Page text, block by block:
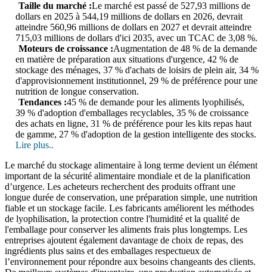
Taille du marché :Le marché est passé de 527,93 millions de
dollars en 2025 à 544,19 millions de dollars en 2026, devrait
atteindre 560,96 millions de dollars en 2027 et devrait atteindre
715,03 millions de dollars d'ici 2035, avec un TCAC de 3,08 %.
Moteurs de croissance :Augmentation de 48 % de la demande
en matière de préparation aux situations d'urgence, 42 % de
stockage des ménages, 37 % d'achats de loisirs de plein air, 34 %
d'approvisionnement institutionnel, 29 % de préférence pour une
nutrition de longue conservation.
Tendances :45 % de demande pour les aliments lyophilisés,
39 % d'adoption d'emballages recyclables, 35 % de croissance
des achats en ligne, 31 % de préférence pour les kits repas haut
de gamme, 27 % d'adoption de la gestion intelligente des stocks.
Lire plus..
Le marché du stockage alimentaire à long terme devient un élément
important de la sécurité alimentaire mondiale et de la planification
d’urgence. Les acheteurs recherchent des produits offrant une
longue durée de conservation, une préparation simple, une nutrition
fiable et un stockage facile. Les fabricants améliorent les méthodes
de lyophilisation, la protection contre l'humidité et la qualité de
l'emballage pour conserver les aliments frais plus longtemps. Les
entreprises ajoutent également davantage de choix de repas, des
ingrédients plus sains et des emballages respectueux de
l’environnement pour répondre aux besoins changeants des clients.